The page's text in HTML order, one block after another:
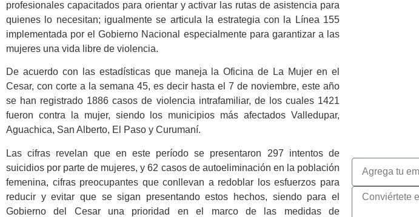
profesionales capacitados para orientar y activar las rutas de asistencia para
quienes lo necesitan; igualmente se articula la estrategia con la Línea 155
implementada por el Gobierno Nacional especialmente para garantizar a las
mujeres una vida libre de violencia.
De acuerdo con las estadísticas que maneja la Oficina de La Mujer en el
Cesar, con corte a la semana 45, es decir hasta el 7 de noviembre, este año
se han registrado 1886 casos de violencia intrafamiliar, de los cuales 1421
fueron contra la mujer, siendo los municipios más afectados Valledupar,
Aguachica, San Alberto, El Paso y Curumaní.
Las cifras revelan que en este período se presentaron 297 intentos de
suicidios por parte de mujeres, y 62 casos de autoeliminación en la población
femenina, cifras preocupantes que conllevan a redoblar los esfuerzos para
reducir y evitar que se sigan presentando estos hechos, siendo para el
Gobierno del Cesar una prioridad en el marco de las medidas de